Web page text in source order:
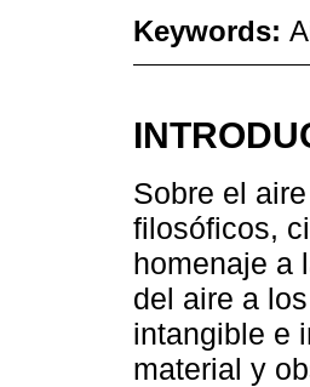
Keywords:
Sobre el
filosóficos,
homenaje a
del aire a
intangible e
material y